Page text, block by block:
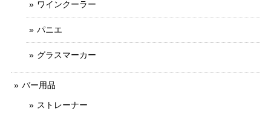
ワインクーラー
パニエ
グラスマーカー
バー用品
ストレーナー